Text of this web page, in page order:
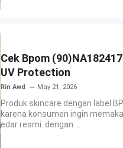
Cek Bpom
UV Protection
Rin Awd May 21, 2026
Produk skincare dengan label
karena konsumen ingin
edar resmi. dengan ...